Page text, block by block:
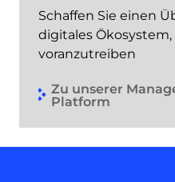
Schaffen Sie einen
digitales
voranzutreiben
Zu unserer
Platform